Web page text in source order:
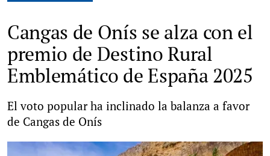
Cangas de Onís se alza con el
premio de Destino Rural
Emblemático de España 2025
El voto popular ha inclinado la balanza a favor
de Cangas de Onís